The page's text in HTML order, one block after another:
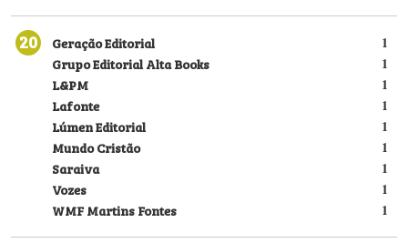
20 1
Geração Editorial
1
Grupo Editorial Alta Books
1
L&PM
1
Lafonte
1
Lúmen Editorial
1
Mundo Cristão
1
Saraiva
1
Vozes
1
WMF Martins Fontes